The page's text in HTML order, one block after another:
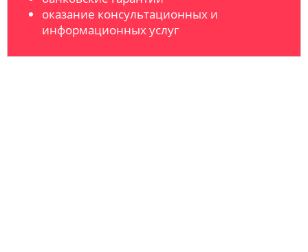
оказание консультационных и
информационных услуг